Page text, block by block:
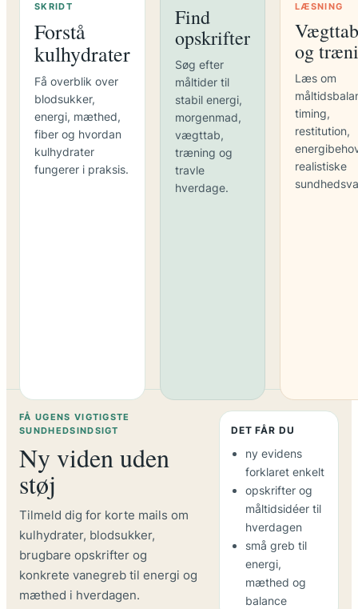
SKRIDT
Forstå
kulhydrater
Få overblik over
blodsukker,
energi, mæthed,
fiber og hvordan
kulhydrater
fungerer i praksis.
Find
opskrifter
Søg efter
måltider til
stabil energi,
morgenmad,
vægttab,
træning og
travle
hverdage.
LÆSNING
Vægttab
og
Læs om
timing,
restitution,
realistiske
FÅ UGENS VIGTIGSTE
SUNDHEDSINDSIGT
Ny viden uden
støj
Tilmeld dig for korte mails om
kulhydrater, blodsukker,
brugbare opskrifter og
konkrete vanegreb til energi og
mæthed i hverdagen.
DET FÅR DU
ny evidens
forklaret enkelt
opskrifter og
måltidsidéer til
hverdagen
små greb til
energi,
mæthed og
balance